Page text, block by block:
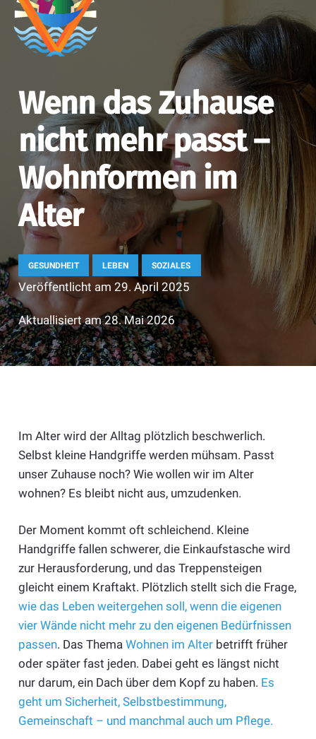
Wenn das Zuhause
nicht mehr passt –
Wohnformen im
Alter
GESUNDHEIT LEBEN SOZIALES
Veröffentlicht am 29. April 2025
Aktuallisiert am28. Mai 2026
Im Alter wird der Alltag plötzlich beschwerlich.
Selbst kleine Handgriffe werden mühsam. Passt
unser Zuhause noch? Wie wollen wir im Alter
wohnen? Es bleibt nicht aus, umzudenken.
Der Moment kommt oft schleichend. Kleine
Handgriffe fallen schwerer, die Einkaufstasche wird
zur Herausforderung, und das Treppensteigen
gleicht einem Kraftakt. Plötzlich stellt sich die Frage,
wie das Leben weitergehen soll, wenn die eigenen
vier Wände nicht mehr zu den eigenen Bedürfnissen
passen. Das Thema Wohnen im Alterbetrifft früher
oder später fast jeden. Dabei geht es längst nicht
nur darum, ein Dach über dem Kopf zu haben. Es
geht um Sicherheit, Selbstbestimmung,
Gemeinschaft – und manchmal auch um Pflege.